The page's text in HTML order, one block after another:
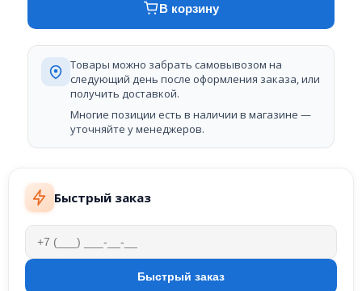
Быстрый заказ
В корзину
Товары можно забрать самовывозом на
следующий день после оформления заказа, или
получить доставкой.
Многие позиции есть в наличии в магазине —
уточняйте у менеджеров.